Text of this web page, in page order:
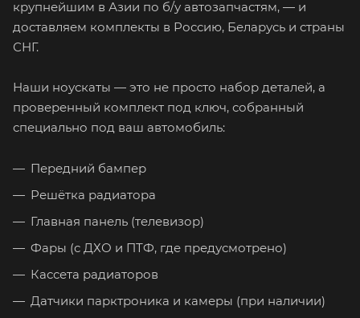
крупнейшим в Азии по б/у автозапчастям, — и
доставляем комплекты в Россию, Беларусь и страны
СНГ.
Наши ноускаты — это не просто набор деталей, а
проверенный комплект под ключ, собранный
специально под ваш автомобиль:
Передний бампер
Решётка радиатора
Главная панель (телевизор)
Фары (с ДХО и ПТФ, где предусмотрено)
Кассета радиаторов
Датчики парктроника и камеры (при наличии)